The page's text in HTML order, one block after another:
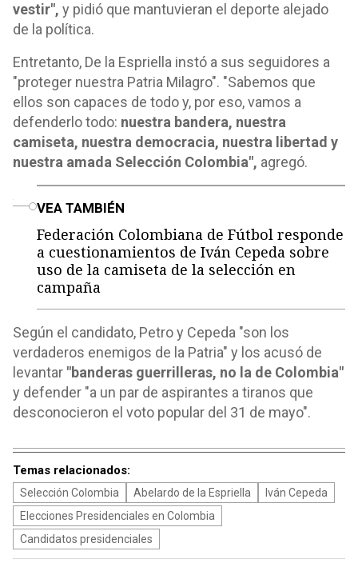
vestir", y pidió que mantuvieran el deporte alejado
de la política.
Entretanto, De la Espriella instó a sus seguidores a
"proteger nuestra Patria Milagro". "Sabemos que
ellos son capaces de todo y, por eso, vamos a
defenderlo todo: nuestra bandera, nuestra
camiseta, nuestra democracia, nuestra libertad y
nuestra amada Selección Colombia", agregó.
VEA TAMBIÉN
Federación Colombiana de Fútbol responde
a cuestionamientos de Iván Cepeda sobre
uso de la camiseta de la selección en
campaña
Según el candidato, Petro y Cepeda "son los
verdaderos enemigos de la Patria" y los acusó de
levantar "banderas guerrilleras, no la de Colombia"
y defender "a un par de aspirantes a tiranos que
desconocieron el voto popular del 31 de mayo".
Temas relacionados:
Selección Colombia Abelardo de la Espriella
Iván Cepeda
Elecciones Presidenciales en Colombia
Candidatos presidenciales